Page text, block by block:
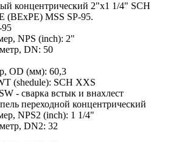
концентрический 2"х1 1/4" SCH
(BEхPE) MSS SP-95.
95
NPS (inch): 2"
DN: 50
OD (мм): 60,3
(shedule): SCH XXS
- сварка встык и внахлест
переходной концентрический
NPS2 (inch): 1 1/4"
DN2: 32